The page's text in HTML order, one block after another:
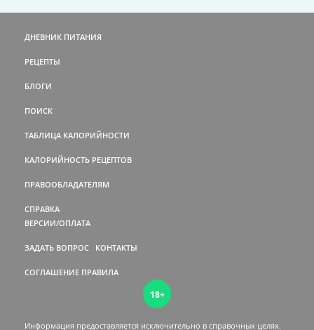
ДНЕВНИК ПИТАНИЯ
РЕЦЕПТЫ
БЛОГИ
ПОИСК
ТАБЛИЦА КАЛОРИЙНОСТИ
КАЛОРИЙНОСТЬ РЕЦЕПТОВ
ПРАВООБЛАДАТЕЛЯМ
СПРАВКА
ВЕРСИИ/ОПЛАТА
ЗАДАТЬ ВОПРОС КОНТАКТЫ
СОГЛАШЕНИЕ ПРАВИЛА
18+
Информация предоставляется исключительно в справочных целях.